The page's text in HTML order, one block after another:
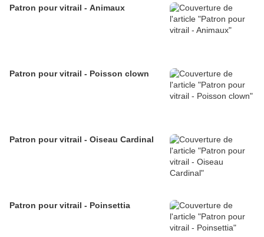
Patron pour vitrail - Animaux
Patron pour vitrail - Poisson clown
Patron pour vitrail - Oiseau Cardinal
Patron pour vitrail - Poinsettia